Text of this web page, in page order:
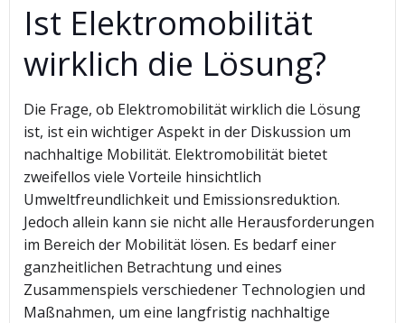
Ist Elektromobilität
wirklich die Lösung?
Die Frage, ob Elektromobilität wirklich die Lösung
ist, ist ein wichtiger Aspekt in der Diskussion um
nachhaltige Mobilität. Elektromobilität bietet
zweifellos viele Vorteile hinsichtlich
Umweltfreundlichkeit und Emissionsreduktion.
Jedoch allein kann sie nicht alle Herausforderungen
im Bereich der Mobilität lösen. Es bedarf einer
ganzheitlichen Betrachtung und eines
Zusammenspiels verschiedener Technologien und
Maßnahmen, um eine langfristig nachhaltige